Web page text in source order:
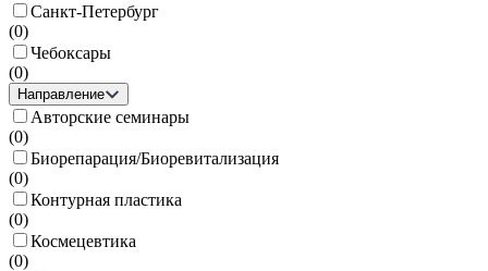
Санкт-Петербург
(0)
Чебоксары
(0)
Направление
Авторские семинары
(0)
Биорепарация/Биоревитализация
(0)
Контурная пластика
(0)
Космецевтика
(0)